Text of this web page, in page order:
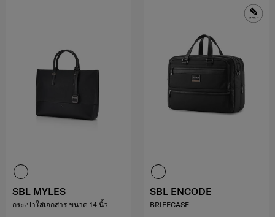
SBL MYLES
กระเป๋าใส่เอกสาร ขนาด 14 นิ้ว
SBL ENCODE
BRIEFCASE